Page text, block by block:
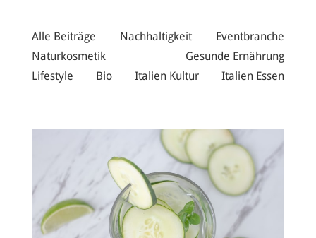
Alle Beiträge Nachhaltigkeit
Eventbranche
Naturkosmetik
Gesunde Ernährung
Lifestyle
Bio Italien Kultur Italien Essen